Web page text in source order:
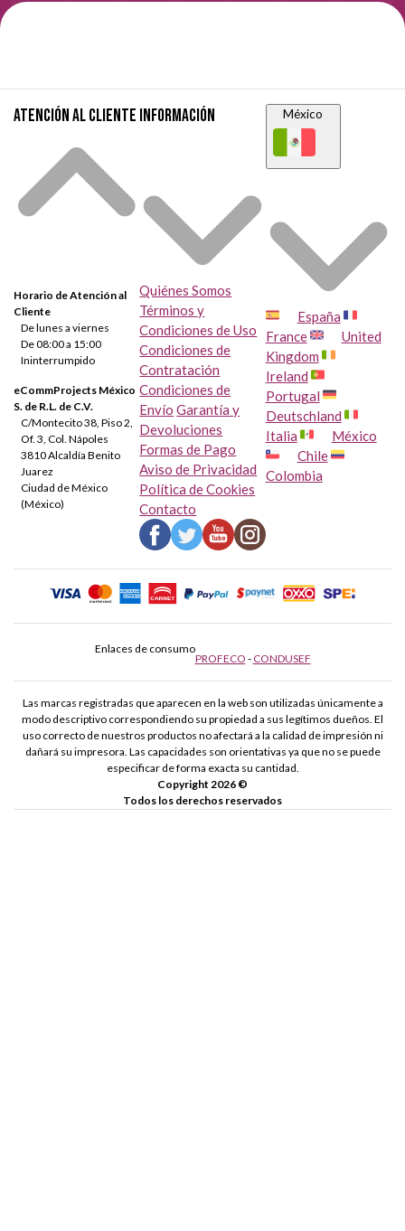
Atención al cliente
Horario de Atención al
Cliente
De lunes a viernes
De 08:00 a 15:00
Ininterrumpido
eCommProjects México
S. de R.L. de C.V.
C/Montecito 38, Piso 2,
Of. 3, Col. Nápoles
3810 Alcaldía Benito
Juarez
Ciudad de México
(México)
Información
Quiénes Somos
Términos y
Condiciones de Uso
Condiciones de
Contratación
Condiciones de
Envío Garantía y
Devoluciones
Formas de Pago
Aviso de Privacidad
Política de Cookies
Contacto
México
España
France
United
Kingdom
Ireland
Portugal
Deutschland
Italia
México
Chile
Colombia
Enlaces de consumo
PROFECO - CONDUSEF
Las marcas registradas que aparecen en la web son utilizadas únicamente a
modo descriptivo correspondiendo su propiedad a sus legítimos dueños. El
uso correcto de nuestros productos no afectará a la calidad de impresión ni
dañará su impresora. Las capacidades son orientativas ya que no se puede
especificar de forma exacta su cantidad.
Copyright 2026 ©
Todos los derechos reservados